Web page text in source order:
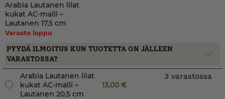
Arabia Lautanen lilat
kukat AC-malli –
Lautanen 17,5 cm
Varasto loppu
PYYDÄ ILMOITUS KUN TUOTETTA ON JÄLLEEN
VARASTOSSA?
Arabia Lautanen lilat
kukat AC-malli –
Lautanen 20,5 cm
13,00€
3 varastossa